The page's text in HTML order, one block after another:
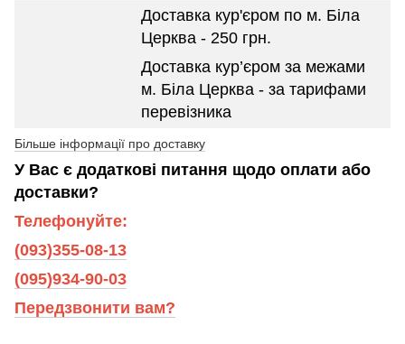
Доставка кур'єром по м. Біла
Церква - 250 грн.
Доставка кур’єром за межами
м. Біла Церква - за тарифами
перевізника
Більше інформації про доставку
У Вас є додаткові питання щодо оплати або
доставки?
Телефонуйте:
(093)355-08-13
(095)934-90-03
Передзвонити вам?